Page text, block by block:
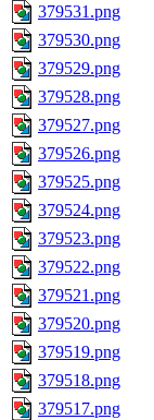
379531.png
379530.png
379529.png
379528.png
379527.png
379526.png
379525.png
379524.png
379523.png
379522.png
379521.png
379520.png
379519.png
379518.png
379517.png